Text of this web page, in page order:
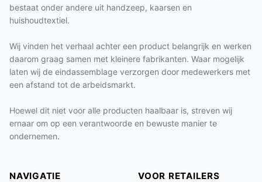
bestaat onder andere uit handzeep, kaarsen en
huishoudtextiel.
Wij vinden het verhaal achter een product belangrijk en werken
daarom graag samen met kleinere fabrikanten. Waar mogelijk
laten wij de eindassemblage verzorgen door medewerkers met
een afstand tot de arbeidsmarkt.
Hoewel dit niet voor alle producten haalbaar is, streven wij
ernaar om op een verantwoorde en bewuste manier te
ondernemen.
NAVIGATIE VOOR RETAILERS